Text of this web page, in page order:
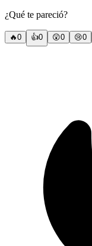
¿Qué te pareció?
🔥0 👍0 😲0 😢0